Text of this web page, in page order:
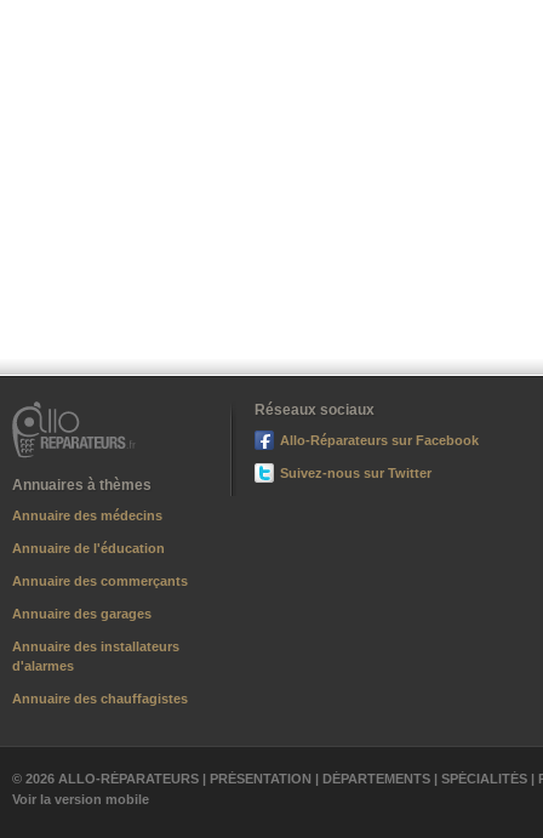
Annuaires à thèmes
Annuaire des médecins
Annuaire de l'éducation
Annuaire des commerçants
Annuaire des garages
Annuaire des installateurs
d'alarmes
Annuaire des chauffagistes
Réseaux sociaux
Allo-Réparateurs sur Facebook
Suivez-nous sur Twitter
© 2026 ALLO-RÉPARATEURS | PRÉSENTATION | DÉPARTEMENTS | SPÉCIALITÉS |
Voir la version mobile